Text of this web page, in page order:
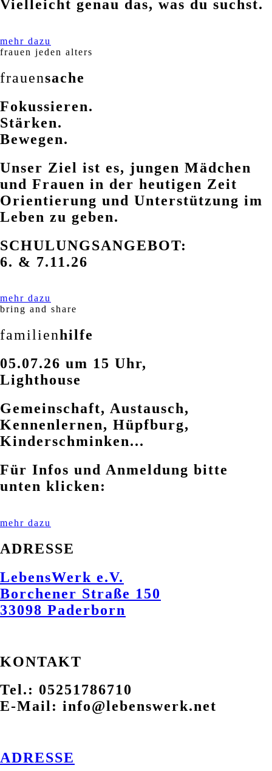
Vielleicht genau das, was du suchst.
mehr dazu
frauen jeden alters
frauensache
Fokussieren.
Stärken.
Bewegen.
Unser Ziel ist es, jungen Mädchen
und Frauen in der heutigen Zeit
Orientierung und Unterstützung im
Leben zu geben.
SCHULUNGSANGEBOT:
6. & 7.11.26
mehr dazu
bring and share
familienhilfe
05.07.26 um 15 Uhr,
Lighthouse
Gemeinschaft, Austausch,
Kennenlernen, Hüpfburg,
Kinderschminken...
Für Infos und Anmeldung bitte
unten klicken:
mehr dazu
ADRESSE
LebensWerk e.V.
Borchener Straße 150
33098 Paderborn
KONTAKT
Tel.: 05251786710
E-Mail: info@lebenswerk.net
ADRESSE